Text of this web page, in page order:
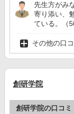
先生方がみ
寄り添い、
ている。（
その他の口
創研学院
創研学院の口コミ